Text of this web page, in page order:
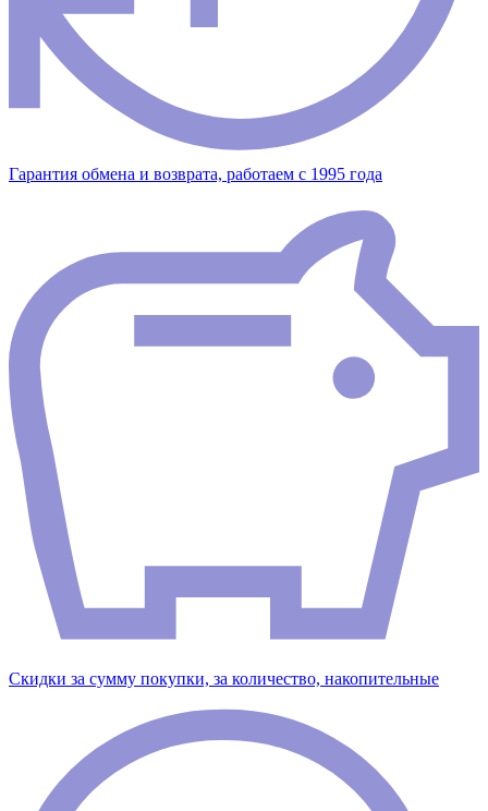
Гарантия обмена и возврата, работаем с 1995 года
Скидки за сумму покупки, за количество, накопительные